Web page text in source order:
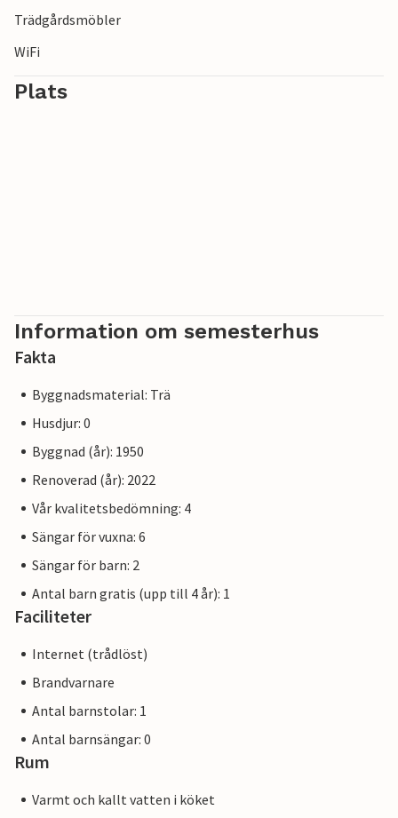
Trädgårdsmöbler
WiFi
Plats
Information om semesterhus
Fakta
Byggnadsmaterial: Trä
Husdjur: 0
Byggnad (år): 1950
Renoverad (år): 2022
Vår kvalitetsbedömning: 4
Sängar för vuxna: 6
Sängar för barn: 2
Antal barn gratis (upp till 4 år): 1
Faciliteter
Internet (trådlöst)
Brandvarnare
Antal barnstolar: 1
Antal barnsängar: 0
Rum
Varmt och kallt vatten i köket